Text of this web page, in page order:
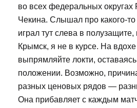
во всех федеральных округах
Чекина. Слышал про какого-
играл тут слева в
Крымск, я не в курсе. На
выпрямляйте локти,
положении. Возможно,
разных ценовых рядов —
Она прибавляет с каждым